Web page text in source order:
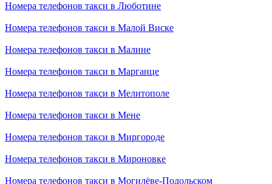
Номера телефонов такси в Люботине
Номера телефонов такси в Малой Виске
Номера телефонов такси в Малине
Номера телефонов такси в Марганце
Номера телефонов такси в Мелитополе
Номера телефонов такси в Мене
Номера телефонов такси в Миргороде
Номера телефонов такси в Мироновке
Номера телефонов такси в Могилёве-Подольском